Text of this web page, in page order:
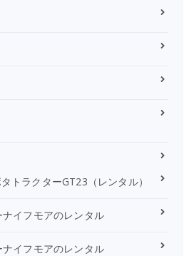
トラクターGT23（レンタル）
イフモアのレンタル
イフモアのレンタル